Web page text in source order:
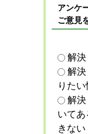
アンケ
ご意見
解
解
りた
解
いて
きない